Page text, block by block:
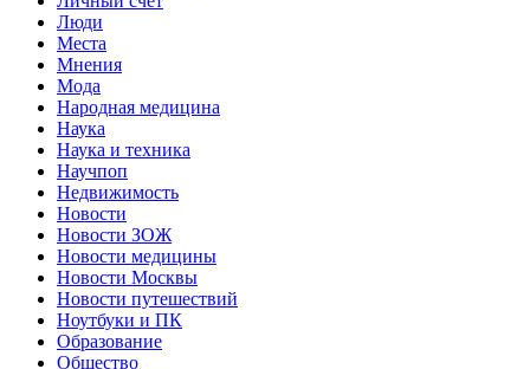
Люди
Места
Мнения
Мода
Народная медицина
Наука
Наука и техника
Научпоп
Недвижимость
Новости
Новости ЗОЖ
Новости медицины
Новости Москвы
Новости путешествий
Ноутбуки и ПК
Образование
Общество